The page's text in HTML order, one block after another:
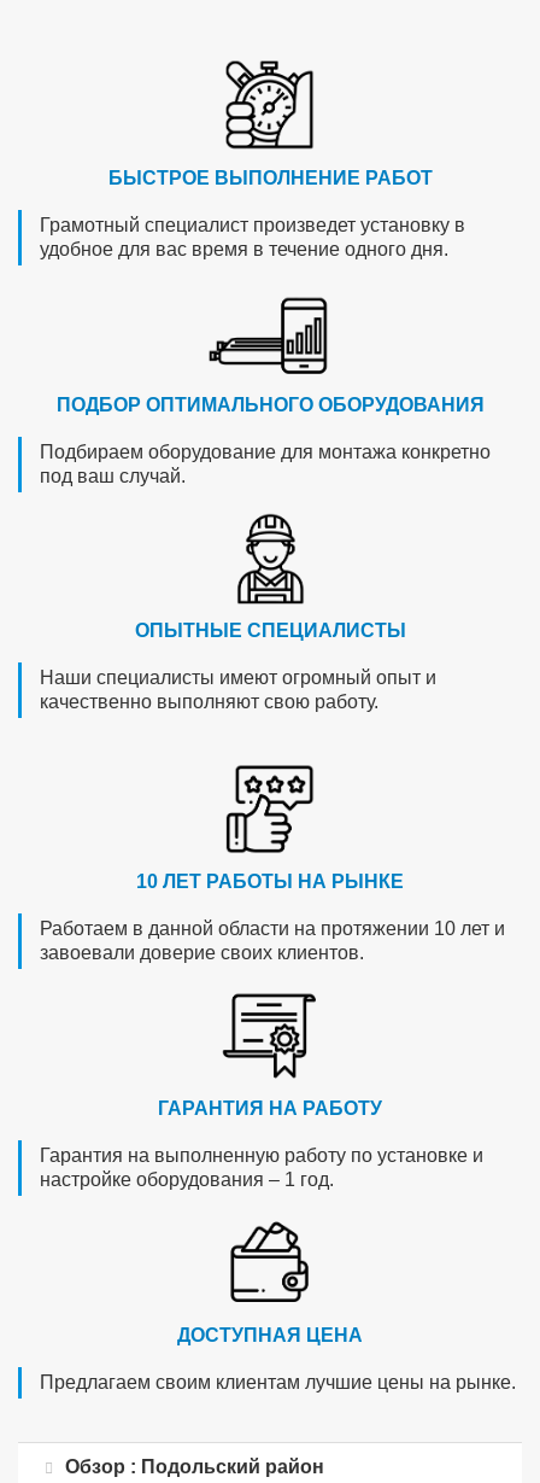
БЫСТРОЕ ВЫПОЛНЕНИЕ РАБОТ
Грамотный специалист произведет установку в
удобное для вас время в течение одного дня.
ПОДБОР ОПТИМАЛЬНОГО ОБОРУДОВАНИЯ
Подбираем оборудование для монтажа конкретно
под ваш случай.
ОПЫТНЫЕ СПЕЦИАЛИСТЫ
Наши специалисты имеют огромный опыт и
качественно выполняют свою работу.
10 ЛЕТ РАБОТЫ НА РЫНКЕ
Работаем в данной области на протяжении 10 лет и
завоевали доверие своих клиентов.
ГАРАНТИЯ НА РАБОТУ
Гарантия на выполненную работу по установке и
настройке оборудования – 1 год.
ДОСТУПНАЯ ЦЕНА
Предлагаем своим клиентам лучшие цены на рынке.
Обзор : Подольский район